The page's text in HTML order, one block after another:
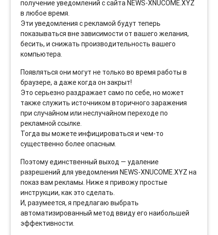
получение уведомлений с сайта NEWS-XNUCOME.XYZ
в любое время.
Эти уведомления с рекламой будут теперь
показываться вне зависимости от вашего желания,
бесить, и снижать производительность вашего
компьютера.
Появляться они могут не только во время работы в
браузере, а даже когда он закрыт!
Это серьезно раздражает само по себе, но может
также служить источником вторичного заражения
при случайном или неслучайном переходе по
рекламной ссылке.
Тогда вы можете инфицироваться и чем-то
существенно более опасным.
Поэтому единственный выход — удаление
разрешений для уведомления NEWS-XNUCOME.XYZ на
показ вам рекламы. Ниже я привожу простые
инструкции, как это сделать.
И, разумеется, я предлагаю выбрать
автоматизированный метод ввиду его наибольшей
эффективности.